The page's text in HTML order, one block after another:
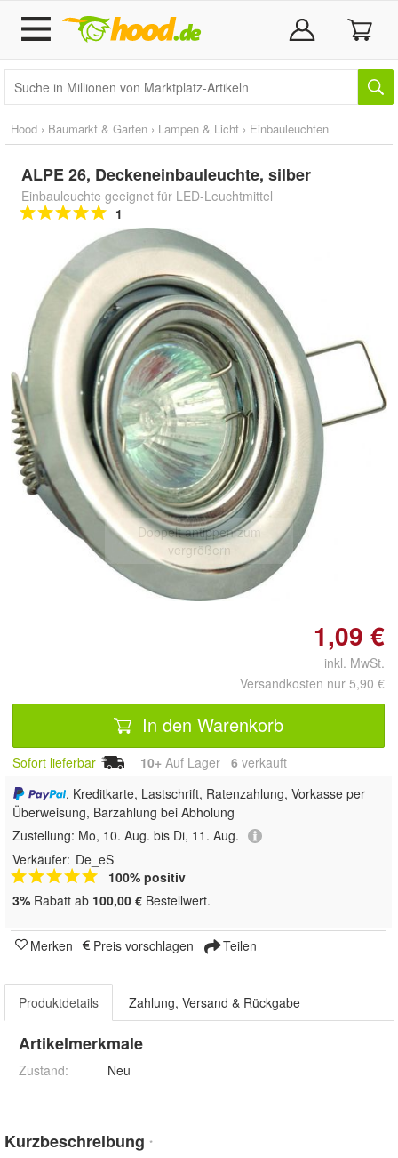
Hood › Baumarkt & Garten › Lampen & Licht › Einbauleuchten
ALPE 26, Deckeneinbauleuchte, silber
Einbauleuchte geeignet für LED-Leuchtmittel
1
Doppelt antippen zum
vergrößern
1,09 €
inkl. MwSt.
Versandkosten nur 5,90 €
In den Warenkorb
Sofort lieferbar 10+ Auf Lager 6 verkauft
, Kreditkarte, Lastschrift, Ratenzahlung, Vorkasse per
Überweisung, Barzahlung bei Abholung
Zustellung: Mo, 10. Aug. bis Di, 11. Aug.
Verkäufer: De_eS
100% positiv
3% Rabatt ab 100,00 € Bestellwert.
Merken Preis vorschlagen Teilen
Produktdetails Zahlung, Versand & Rückgabe
Artikelmerkmale
Zustand: Neu
Kurzbeschreibung *